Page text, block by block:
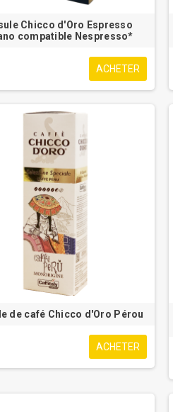
Chicco d'Oro Espresso
compatible Nespresso*
ACHETER
de café Chicco d'Oro Pérou
ACHETER